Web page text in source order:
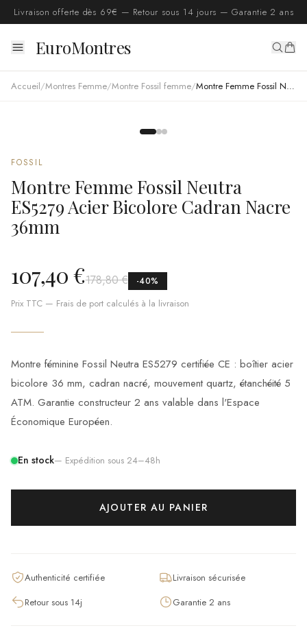
Livraison offerte dès 69€ — Retour sous 14 jours — Garantie 2 ans
EuroMontres
Accueil/Montres Femme/Montre Fossil femme/ Montre Femme Fossil Neutra ES5279 Acier Bicolore Cadran Nacre 36mm
FOSSIL
Montre Femme Fossil Neutra
ES5279 Acier Bicolore Cadran Nacre
36mm
107,40 €178,80 € -40%
Prix TTC — Frais de port calculés à la livraison
Montre féminine Fossil Neutra ES5279 certifiée CE : boîtier acier
bicolore 36 mm, cadran nacré, mouvement quartz, étanchéité 5
ATM. Garantie constructeur 2 ans valable dans l'Espace
Économique Européen.
En stock— Expédition sous 24–48h
AJOUTER AU PANIER
Authenticité certifiée
Livraison sécurisée
Retour sous 14j
Garantie 2 ans